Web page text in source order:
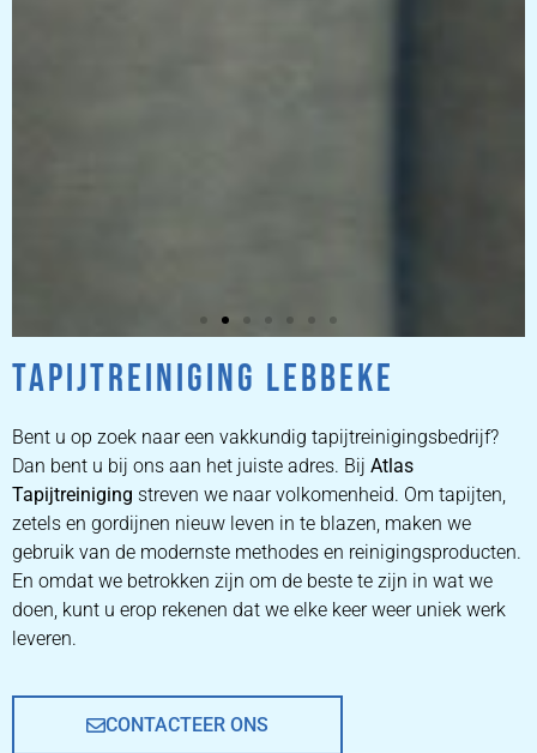
ZETEL
REINIGEN
ZETEL REINIGEN DOOR
PROFESSIONALS
PRIJZEN
TAPIJTREINIGING LEBBEKE
Bent u op zoek naar een vakkundig tapijtreinigingsbedrijf?
Dan bent u bij ons aan het juiste adres. Bij Atlas
Tapijtreiniging streven we naar volkomenheid. Om tapijten,
zetels en gordijnen nieuw leven in te blazen, maken we
gebruik van de modernste methodes en reinigingsproducten.
En omdat we betrokken zijn om de beste te zijn in wat we
doen, kunt u erop rekenen dat we elke keer weer uniek werk
leveren.
CONTACTEER ONS